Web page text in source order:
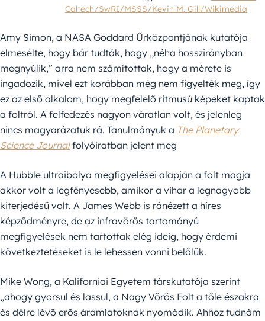
Caltech/SwRI/MSSS/Kevin M. Gill/Wikimedia
Amy Simon, a NASA Goddard Űrközpontjának kutatója
elmesélte, hogy bár tudták, hogy „néha hosszirányban
megnyúlik,” arra nem számítottak, hogy a mérete is
ingadozik, mivel ezt korábban még nem figyelték meg, így
ez az első alkalom, hogy megfelelő ritmusú képeket kaptak
a foltról. A felfedezés nagyon váratlan volt, és jelenleg
nincs magyarázatuk rá. Tanulmányuk a The Planetary
Science Journalfolyóiratban jelent meg
A Hubble ultraibolya megfigyelései alapján a folt magja
akkor volt a legfényesebb, amikor a vihar a legnagyobb
kiterjedésű volt. A James Webb is ránézett a híres
képződményre, de az infravörös tartományú
megfigyelések nem tartottak elég ideig, hogy érdemi
következtetéseket is le lehessen vonni belőlük.
Mike Wong, a Kaliforniai Egyetem társkutatója szerint
„ahogy gyorsul és lassul, a Nagy Vörös Folt a tőle északra
és délre lévő erős áramlatoknak nyomódik. Ahhoz tudnám